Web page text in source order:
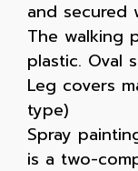
and secured
The walking
plastic. Oval
Leg covers
type)
Spray
is a two-